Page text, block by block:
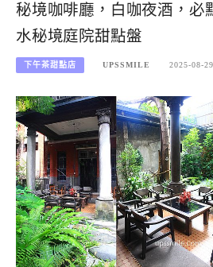
秘境咖啡廳，白咖夜酒，必
水秘境庭院甜點盤
下午茶甜點店 UPSSMILE 2025-08-29